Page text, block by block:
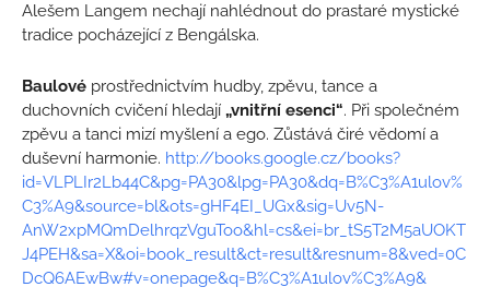
Alešem Langem nechají nahlédnout do prastaré mystické
tradice pocházející z Bengálska.
Baulové prostřednictvím hudby, zpěvu, tance a
duchovních cvičení hledají „vnitřní esenci“. Při společném
zpěvu a tanci mizí myšlení a ego. Zůstává čiré vědomí a
duševní harmonie. http://books.google.cz/books?
id=VLPLIr2Lb44C&pg=PA30&lpg=PA30&dq=B%C3%A1ulov%
C3%A9&source=bl&ots=gHF4EI_UGx&sig=Uv5N-
AnW2xpMQmDelhrqzVguToo&hl=cs&ei=br_tS5T2M5aUOKT
J4PEH&sa=X&oi=book_result&ct=result&resnum=8&ved=0C
DcQ6AEwBw#v=onepage&q=B%C3%A1ulov%C3%A9&